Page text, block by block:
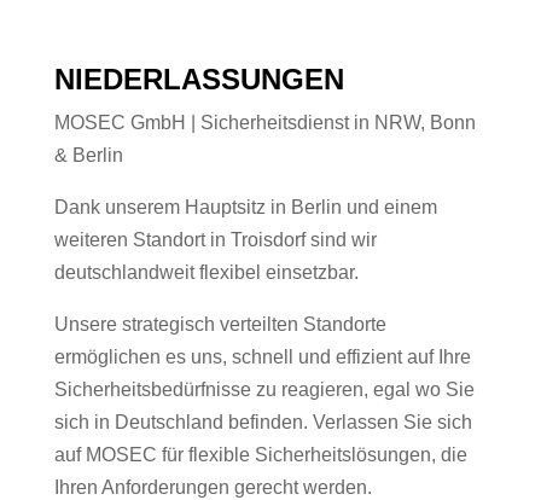
NIEDERLASSUNGEN
MOSEC GmbH | Sicherheitsdienst in NRW, Bonn
& Berlin
Dank unserem Hauptsitz in Berlin und einem
weiteren Standort in Troisdorf sind wir
deutschlandweit flexibel einsetzbar.
Unsere strategisch verteilten Standorte
ermöglichen es uns, schnell und effizient auf Ihre
Sicherheitsbedürfnisse zu reagieren, egal wo Sie
sich in Deutschland befinden. Verlassen Sie sich
auf MOSEC für flexible Sicherheitslösungen, die
Ihren Anforderungen gerecht werden.